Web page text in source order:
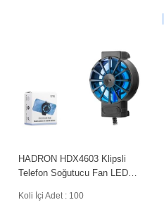
HADRON HDX4603 Klipsli
Telefon Soğutucu Fan LED
Koli İçi Adet : 100